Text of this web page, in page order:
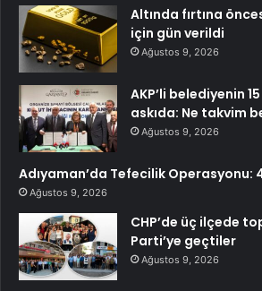
Altında fırtına
için gün verildi
Ağustos 9, 2026
AKP’li belediyenin
askıda: Ne takvim
Ağustos 9, 2026
Adıyaman’da Tefecilik Operasyonu:
Ağustos 9, 2026
CHP’de üç ilçede
Parti’ye geçtiler
Ağustos 9, 2026